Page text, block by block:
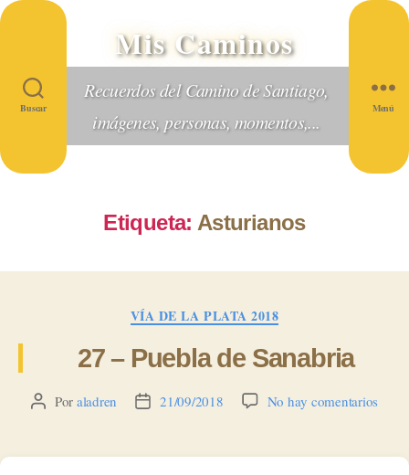
Buscar
Mis Caminos
Recuerdos del Camino de Santiago,
imágenes, personas, momentos,...
Menú
Etiqueta: Asturianos
Categorías
VÍA DE LA PLATA 2018
27 – Puebla de Sanabria
Autor
entrada
Por aladren
Fecha
entrada
21/09/2018 No hay comentarios